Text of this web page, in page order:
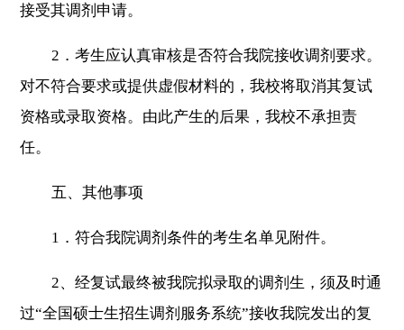
接受其调剂申请。
2 ．考生应认真审核是否符合我院接收调剂要求。
对不符合要求或提供虚假材料的，我校将取消其复试
资格或录取资格。由此产生的后果，我校不承担责
任。
五、其他事项
1 ．符合我院调剂条件的考生名单见附件。
2、经复试最终被我院拟录取的调剂生，须及时通
过“全国硕士生招生调剂服务系统”接收我院发出的复